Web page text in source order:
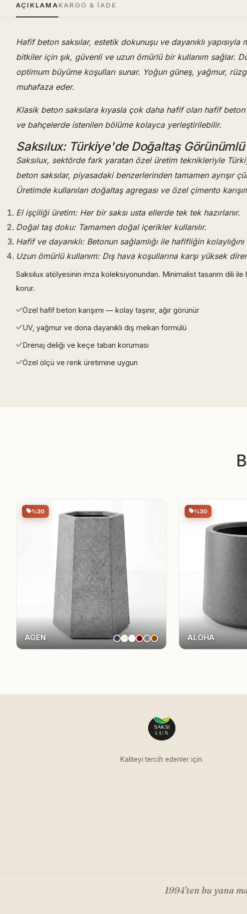
AÇIKLAMAKARGO & İADE
Hafif beton saksılar, estetik dokunuşu ve dayanıklı
bitkiler için şık, güvenli ve uzun ömürlü bir kullanım sağlar.
optimum büyüme koşulları sunar. Yoğun güneş, yağmur,
muhafaza eder.
Klasik beton saksılara kıyasla çok daha hafif olan hafif
ve bahçelerde istenilen bölüme kolayca yerleştirilebilir.
Saksılux: Türkiye'de Doğaltaş
Saksılux, sektörde fark yaratan özel üretim teknikleriyle
beton saksılar, piyasadaki benzerlerinden tamamen ayrışır
Üretimde kullanılan doğaltaş agregası ve özel çimento
El işçiliği üretim: Her bir saksı usta ellerde tek tek hazırlanır.
Doğal taş doku: Tamamen doğal içerikler kullanılır.
Hafif ve dayanıklı: Betonun sağlamlığı ile hafifliğin
Uzun ömürlü kullanım: Dış hava koşullarına karşı yüksek
Saksılux atölyesinin imza koleksiyonundan. Minimalist tasarım dili
korur.
Özel hafif beton karışımı — kolay taşınır, ağır görünür
UV, yağmur ve dona dayanıklı dış mekan formülü
Drenaj deliği ve keçe taban koruması
Özel ölçü ve renk üretimine uygun
%30
AGEN
%30
ALOHA
Kaliteyi tercih edenler için.
1994'ten bu yana